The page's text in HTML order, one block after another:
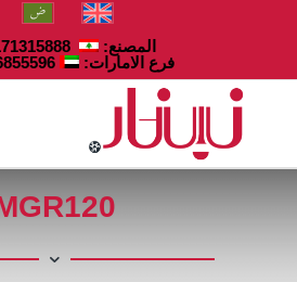
المصنع:
0096171315888
فرع الامارات: